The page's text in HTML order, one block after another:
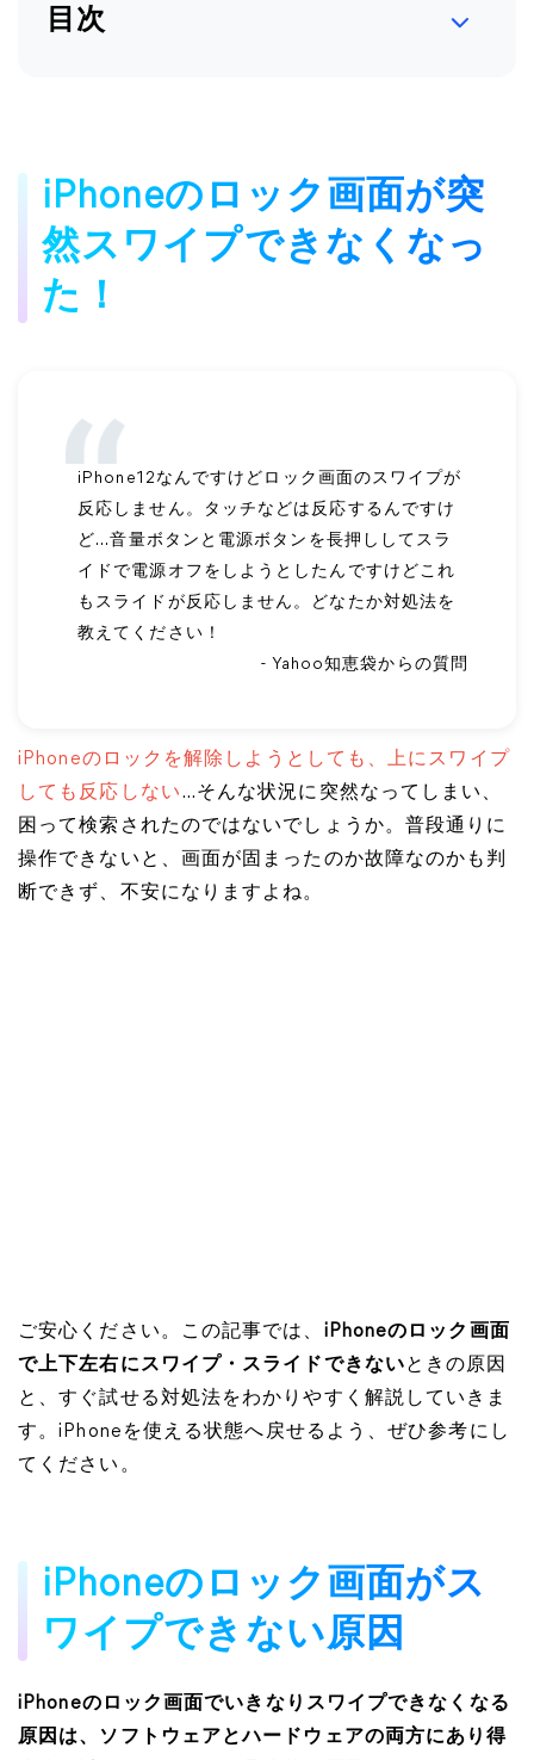
目次
iPhoneのロック画面が突
然スワイプできなくなっ
た！
iPhone12なんですけどロック画面のスワイプが
反応しません。タッチなどは反応するんですけ
ど...音量ボタンと電源ボタンを長押ししてスラ
イドで電源オフをしようとしたんですけどこれ
もスライドが反応しません。どなたか対処法を
教えてください！
- Yahoo知恵袋からの質問
iPhoneのロックを解除しようとしても、上にスワイプ
しても反応しない…そんな状況に突然なってしまい、
困って検索されたのではないでしょうか。普段通りに
操作できないと、画面が固まったのか故障なのかも判
断できず、不安になりますよね。
ご安心ください。この記事では、 iPhoneのロック画面
で上下左右にスワイプ・スライドできないときの原因
と、すぐ試せる対処法をわかりやすく解説していきま
す。iPhoneを使える状態へ戻せるよう、ぜひ参考にし
てください。
iPhoneのロック画面がス
ワイプできない原因
iPhoneのロック画面でいきなりスワイプできなくなる
原因は、ソフトウェアとハードウェアの両方にあり得